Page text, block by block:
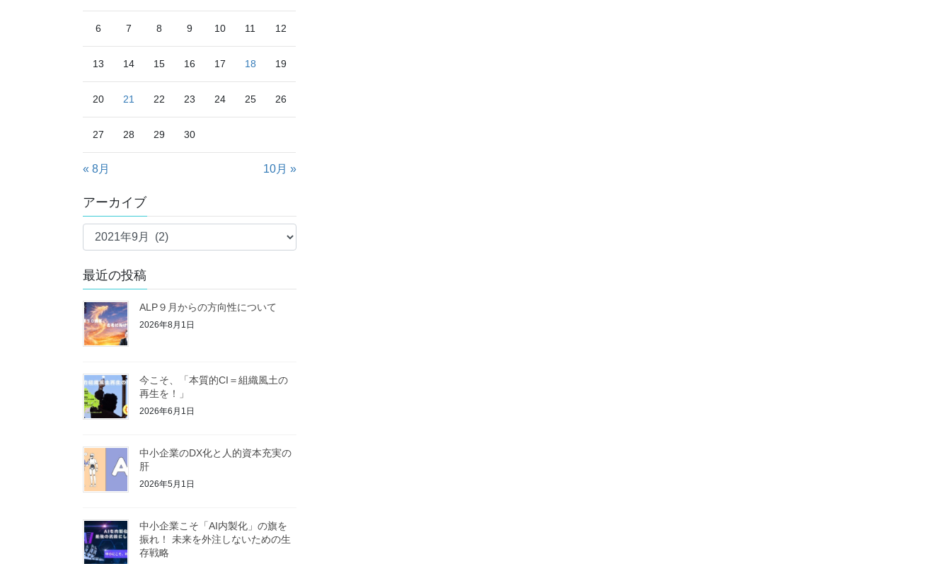
6 7 8 9 10 11 12
13 14 15 16 17 18 19
20 21 22 23 24 25 26
27 28 29 30
« 8月 10月 »
アーカイブ
ア
イ
ブ
最近の投稿
ALP９月からの方向性について
2026年8月1日
今こそ、「本質的CI＝組織風土の
再生を！」
2026年6月1日
中小企業のDX化と人的資本充実の
肝
2026年5月1日
中小企業こそ「AI内製化」の旗を
振れ！ 未来を外注しないための生
存戦略